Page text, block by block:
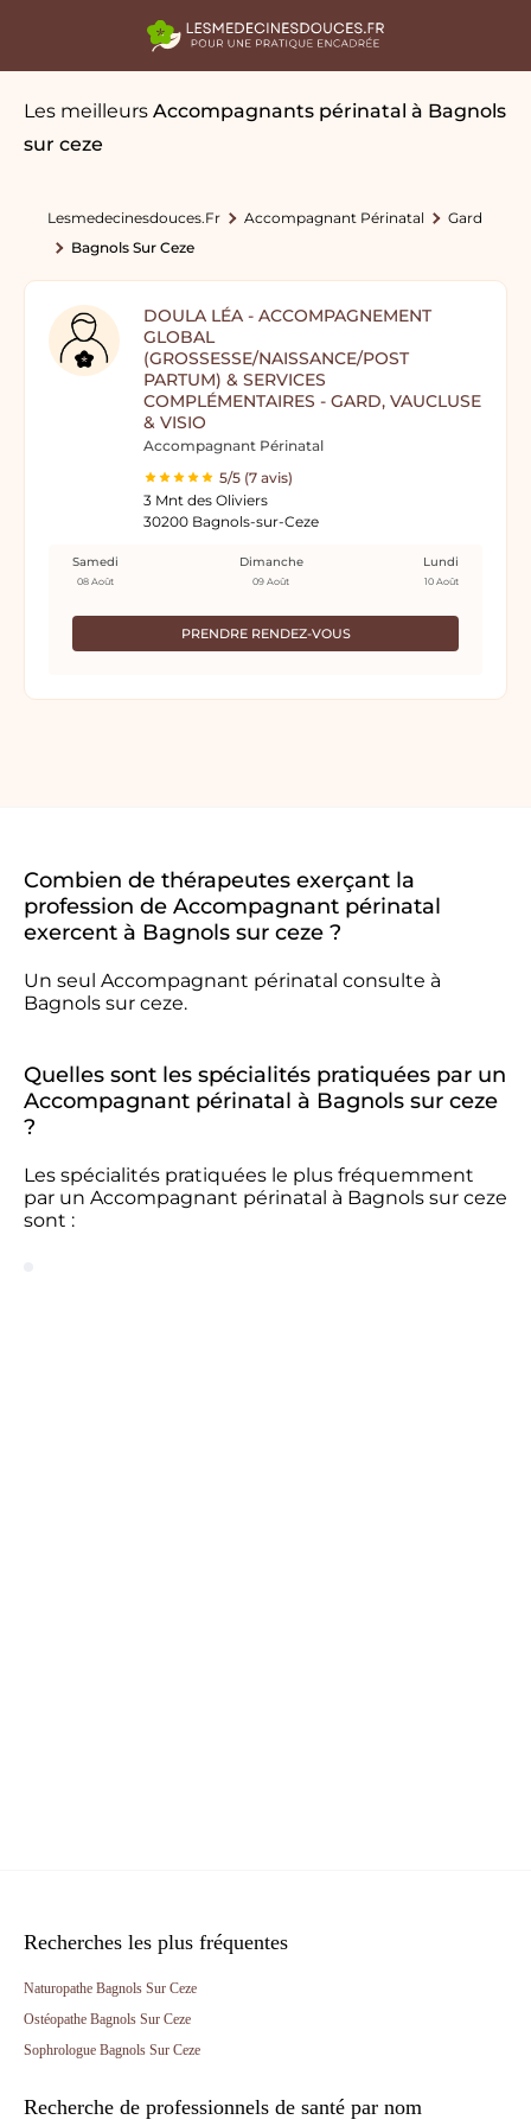
Les meilleurs Accompagnants périnatal à Bagnols
sur ceze
Lesmedecinesdouces.fr Accompagnant Périnatal
Gard
Bagnols Sur Ceze
DOULA LÉA - ACCOMPAGNEMENT
GLOBAL
(GROSSESSE/NAISSANCE/POST
PARTUM) & SERVICES
COMPLÉMENTAIRES - GARD, VAUCLUSE
& VISIO
Accompagnant Périnatal
5/5 (7 avis)
3 Mnt des Oliviers
30200 Bagnols-sur-Ceze
PRENDRE RENDEZ-VOUS
Samedi
08 Août
Dimanche
09 Août
Lundi
10 Août
Combien de thérapeutes exerçant la
profession de Accompagnant périnatal
exercent à Bagnols sur ceze ?
Un seul Accompagnant périnatal consulte à
Bagnols sur ceze.
Quelles sont les spécialités pratiquées par un
Accompagnant périnatal à Bagnols sur ceze
?
Les spécialités pratiquées le plus fréquemment
par un Accompagnant périnatal à Bagnols sur ceze
sont :
Recherches les plus fréquentes
Naturopathe Bagnols Sur Ceze
Ostéopathe Bagnols Sur Ceze
Sophrologue Bagnols Sur Ceze
Recherche de professionnels de santé par nom